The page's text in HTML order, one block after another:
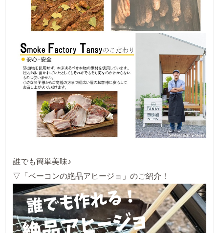
誰でも簡単美味♪
▽「ベーコンの絶品アヒージョ」のご紹介！